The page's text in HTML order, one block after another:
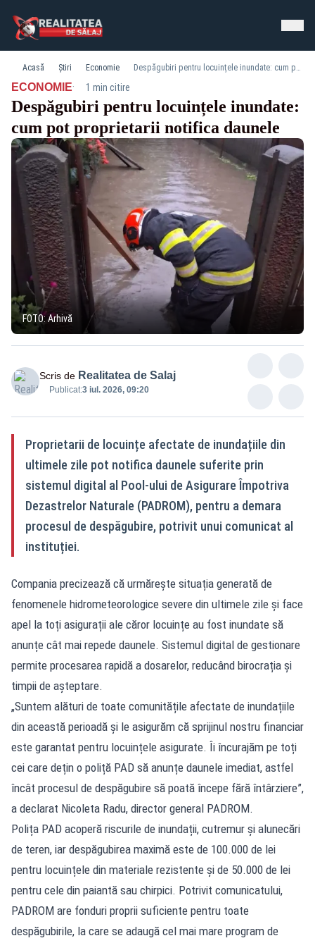
Acasă Știri Economie Despăgubiri pentru locuințele inundate: cum pot proprietarii notifica daunele
ECONOMIE· 1 min citire
Despăgubiri pentru locuințele inundate:
cum pot proprietarii notifica daunele
FOTO: Arhivă
Scris de Realitatea de Salaj
Publicat:3 iul. 2026, 09:20
Proprietarii de locuințe afectate de inundațiile din
ultimele zile pot notifica daunele suferite prin
sistemul digital al Pool-ului de Asigurare Împotriva
Dezastrelor Naturale (PADROM), pentru a demara
procesul de despăgubire, potrivit unui comunicat al
instituției.
Compania precizează că urmărește situația generată de
fenomenele hidrometeorologice severe din ultimele zile și face
apel la toți asigurații ale căror locuințe au fost inundate să
anunțe cât mai repede daunele. Sistemul digital de gestionare
permite procesarea rapidă a dosarelor, reducând birocrația și
timpii de așteptare.
„Suntem alături de toate comunitățile afectate de inundațiile
din această perioadă și le asigurăm că sprijinul nostru financiar
este garantat pentru locuințele asigurate. Îi încurajăm pe toți
cei care dețin o poliță PAD să anunțe daunele imediat, astfel
încât procesul de despăgubire să poată începe fără întârziere”,
a declarat Nicoleta Radu, director general PADROM.
Polița PAD acoperă riscurile de inundații, cutremur și alunecări
de teren, iar despăgubirea maximă este de 100.000 de lei
pentru locuințele din materiale rezistente și de 50.000 de lei
pentru cele din paiantă sau chirpici. Potrivit comunicatului,
PADROM are fonduri proprii suficiente pentru toate
despăgubirile, la care se adaugă cel mai mare program de